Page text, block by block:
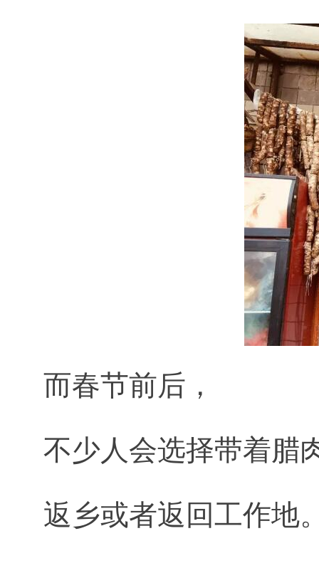
而春节前后，
不少人会选择带着腊
返乡或者返回工作地